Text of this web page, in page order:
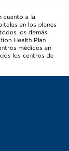
cuanto a la
en los planes
los demás
Health Plan
médicos en
los centros de